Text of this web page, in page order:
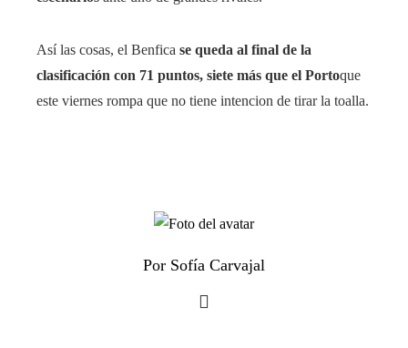
Así las cosas, el Benfica se queda al final de la
clasificación con 71 puntos, siete más que el Portoque
este viernes rompa que no tiene intencion de tirar la toalla.
Por Sofía Carvajal